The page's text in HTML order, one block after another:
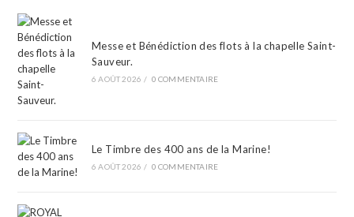
Messe et Bénédiction des flots à la chapelle Saint-
Sauveur.
6 AOÛT 2026 / 0 COMMENTAIRE
Le Timbre des 400 ans de la Marine!
6 AOÛT 2026 / 0 COMMENTAIRE